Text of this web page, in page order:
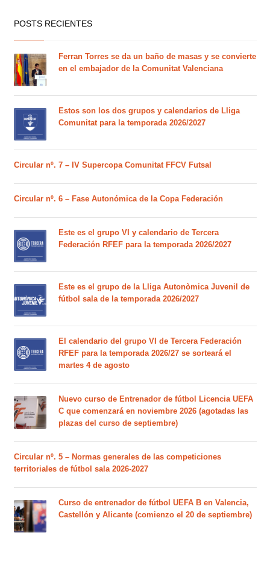
POSTS RECIENTES
Ferran Torres se da un baño de masas y se convierte
en el embajador de la Comunitat Valenciana
Estos son los dos grupos y calendarios de Lliga
Comunitat para la temporada 2026/2027
Circular nº. 7 – IV Supercopa Comunitat FFCV Futsal
Circular nº. 6 – Fase Autonómica de la Copa Federación
Este es el grupo VI y calendario de Tercera
Federación RFEF para la temporada 2026/2027
Este es el grupo de la Lliga Autonòmica Juvenil de
fútbol sala de la temporada 2026/2027
El calendario del grupo VI de Tercera Federación
RFEF para la temporada 2026/27 se sorteará el
martes 4 de agosto
Nuevo curso de Entrenador de fútbol Licencia UEFA
C que comenzará en noviembre 2026 (agotadas las
plazas del curso de septiembre)
Circular nº. 5 – Normas generales de las competiciones
territoriales de fútbol sala 2026-2027
Curso de entrenador de fútbol UEFA B en Valencia,
Castellón y Alicante (comienzo el 20 de septiembre)